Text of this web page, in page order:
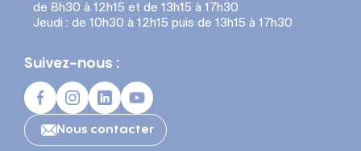
de 8h30 à 12h15 et de 13h15 à 17h30
Jeudi : de 10h30 à 12h15 puis de 13h15 à 17h30
Suivez-nous :
Nous contacter